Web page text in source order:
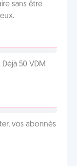
sans être
50 VDM
vos abonnés